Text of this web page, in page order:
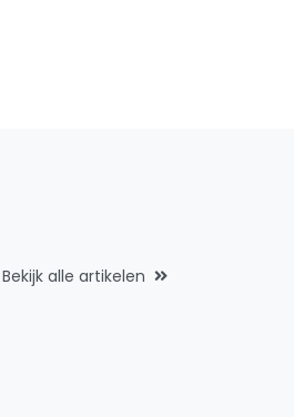
Bekijk alle artikelen